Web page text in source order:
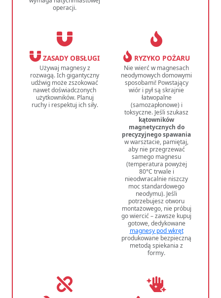
operacji.
ZASADY OBSŁUGI
Używaj magnesy z
rozwagą. Ich gigantyczny
udźwig może zszokować
nawet doświadczonych
użytkowników. Planuj
ruchy i respektuj ich siły.
RYZYKO POŻARU
Nie wierć w magnesach
neodymowych domowymi
sposobami! Powstający
wiór i pył są skrajnie
łatwopalne
(samozapłonowe) i
toksyczne. Jeśli szukasz
kątowników
magnetycznych do
precyzyjnego spawania
w warsztacie, pamiętaj,
aby nie przegrzewać
samego magnesu
(temperatura powyżej
80°C trwale i
nieodwracalnie niszczy
moc standardowego
neodymu). Jeśli
potrzebujesz otworu
montażowego, nie próbuj
go wiercić – zawsze kupuj
gotowe, dedykowane
magnesy pod wkręt
produkowane bezpieczną
metodą spiekania z
formy.